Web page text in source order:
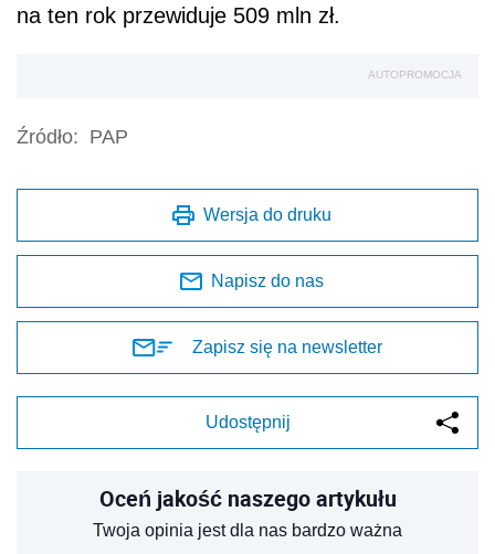
na ten rok przewiduje 509 mln zł.
AUTOPROMOCJA
Źródło: PAP
Wersja do druku
Napisz do nas
Zapisz się na newsletter
Udostępnij
Oceń jakość naszego artykułu
Twoja opinia jest dla nas bardzo ważna